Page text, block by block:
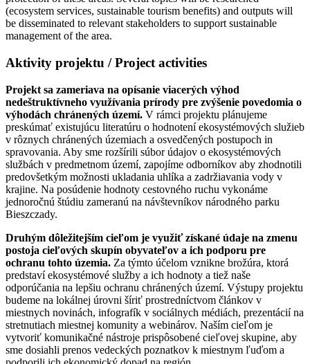
(ecosystem services, sustainable tourism benefits) and outputs will
be disseminated to relevant stakeholders to support sustainable
management of the area.
Aktivity projektu / Project activities
Projekt sa zameriava na opísanie viacerých výhod
nedeštruktívneho využívania prírody pre zvýšenie povedomia o
výhodách chránených území. V rámci projektu plánujeme
preskúmať existujúcu literatúru o hodnotení ekosystémových služieb
v rôznych chránených územiach a osvedčených postupoch in
spravovania. Aby sme rozšírili súbor údajov o ekosystémových
službách v predmetnom území, zapojíme odborníkov aby zhodnotili
predovšetkým možnosti ukladania uhlíka a zadržiavania vody v
krajine. Na posúdenie hodnoty cestovného ruchu vykonáme
jednoročnú štúdiu zameranú na návštevníkov národného parku
Bieszczady.
Druhým dôležitejším cieľom je využiť získané údaje na zmenu
postoja cieľových skupín obyvateľov a ich podporu pre
ochranu tohto územia. Za týmto účelom vznikne brožúra, ktorá
predstaví ekosystémové služby a ich hodnoty a tiež naše
odporúčania na lepšiu ochranu chránených území. Výstupy projektu
budeme na lokálnej úrovni šíriť prostredníctvom článkov v
miestnych novinách, infografík v sociálnych médiách, prezentácií na
stretnutiach miestnej komunity a webinárov. Naším cieľom je
vytvoriť komunikačné nástroje prispôsobené cieľovej skupine, aby
sme dosiahli prenos vedeckých poznatkov k miestnym ľuďom a